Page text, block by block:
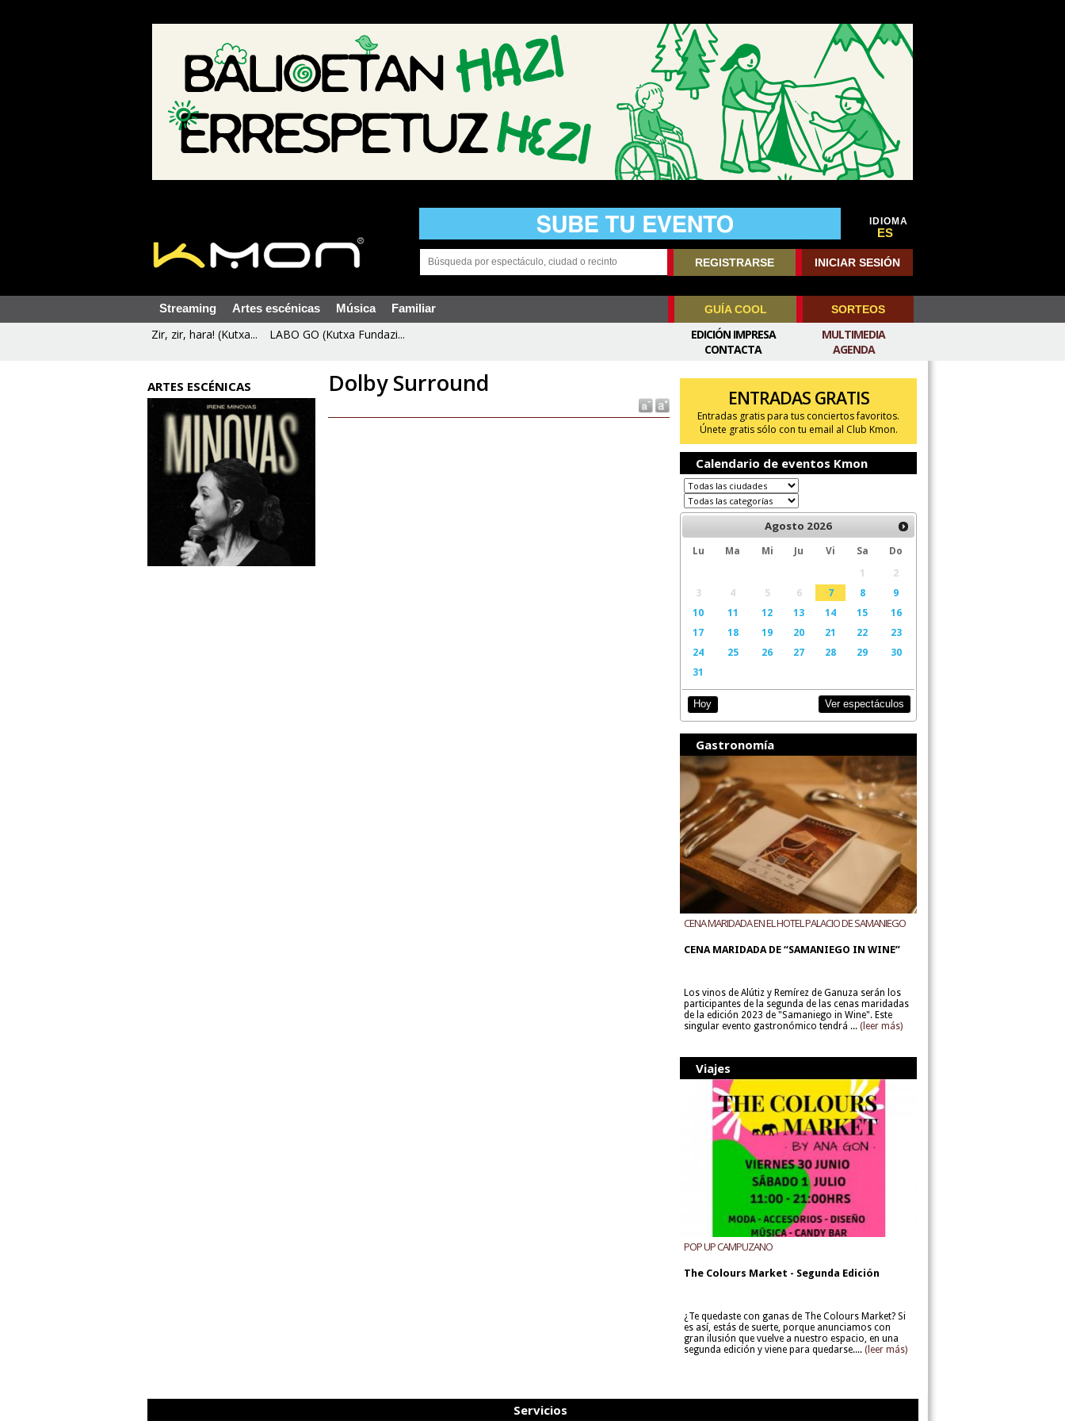
IDIOMA
ES
REGISTRARSE INICIAR SESIÓN
Streaming Artes escénicas Música Familiar GUÍA COOL SORTEOS
Zir, zir, hara! (Kutxa... LABO GO (Kutxa Fundazi...
MULTIMEDIA
AGENDA
EDICIÓN IMPRESA
CONTACTA
ARTES ESCÉNICAS Dolby Surround
ENTRADAS GRATIS
Entradas gratis para tus conciertos favoritos.
Únete gratis sólo con tu email al Club Kmon.
Calendario de eventos Kmon
Agosto 2026
Lu Ma Mi Ju Vi Sa
Do
1
2
3
4 5 6 7 8
9
10
11 12 13 14 15
16
17
18 19 20 21 22
23
24
25 26 27 28 29
30
31
Hoy Ver espectáculos
Gastronomía
CENA MARIDADA EN EL HOTEL PALACIO DE SAMANIEGO
CENA MARIDADA DE “SAMANIEGO IN WINE”
Los vinos de Alútiz y Remírez de Ganuza serán los
participantes de la segunda de las cenas maridadas
de la edición 2023 de "Samaniego in Wine". Este
singular evento gastronómico tendrá ... (leer más)
Viajes
POP UP CAMPUZANO
The Colours Market - Segunda Edición
¿Te quedaste con ganas de The Colours Market? Si
es así, estás de suerte, porque anunciamos con
gran ilusión que vuelve a nuestro espacio, en una
segunda edición y viene para quedarse.... (leer más)
Servicios